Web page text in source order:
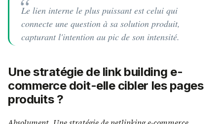
Le lien interne le plus puissant est celui qui
connecte une question à sa solution produit,
capturant l'intention au pic de son intensité.
Une stratégie de link building e-
commerce doit-elle cibler les pages
produits ?